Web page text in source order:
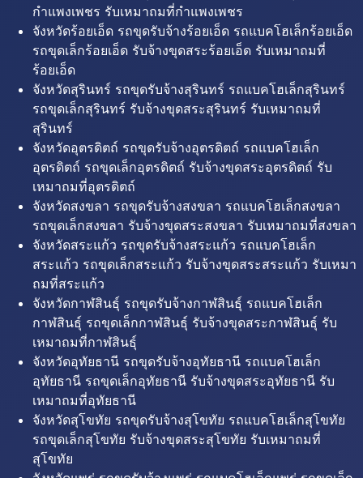
กำแพงเพชร รับเหมาถมที่กำแพงเพชร
จังหวัดร้อยเอ็ด รถขุดรับจ้างร้อยเอ็ด รถแบคโฮเล็กร้อยเอ็ด
รถขุดเล็กร้อยเอ็ด รับจ้างขุดสระร้อยเอ็ด รับเหมาถมที่
ร้อยเอ็ด
จังหวัดสุรินทร์ รถขุดรับจ้างสุรินทร์ รถแบคโฮเล็กสุรินทร์
รถขุดเล็กสุรินทร์ รับจ้างขุดสระสุรินทร์ รับเหมาถมที่
สุรินทร์
จังหวัดอุตรดิตถ์ รถขุดรับจ้างอุตรดิตถ์ รถแบคโฮเล็ก
อุตรดิตถ์ รถขุดเล็กอุตรดิตถ์ รับจ้างขุดสระอุตรดิตถ์ รับ
เหมาถมที่อุตรดิตถ์
จังหวัดสงขลา รถขุดรับจ้างสงขลา รถแบคโฮเล็กสงขลา
รถขุดเล็กสงขลา รับจ้างขุดสระสงขลา รับเหมาถมที่สงขลา
จังหวัดสระแก้ว รถขุดรับจ้างสระแก้ว รถแบคโฮเล็ก
สระแก้ว รถขุดเล็กสระแก้ว รับจ้างขุดสระสระแก้ว รับเหมา
ถมที่สระแก้ว
จังหวัดกาฬสินธุ์ รถขุดรับจ้างกาฬสินธุ์ รถแบคโฮเล็ก
กาฬสินธุ์ รถขุดเล็กกาฬสินธุ์ รับจ้างขุดสระกาฬสินธุ์ รับ
เหมาถมที่กาฬสินธุ์
จังหวัดอุทัยธานี รถขุดรับจ้างอุทัยธานี รถแบคโฮเล็ก
อุทัยธานี รถขุดเล็กอุทัยธานี รับจ้างขุดสระอุทัยธานี รับ
เหมาถมที่อุทัยธานี
จังหวัดสุโขทัย รถขุดรับจ้างสุโขทัย รถแบคโฮเล็กสุโขทัย
รถขุดเล็กสุโขทัย รับจ้างขุดสระสุโขทัย รับเหมาถมที่
สุโขทัย